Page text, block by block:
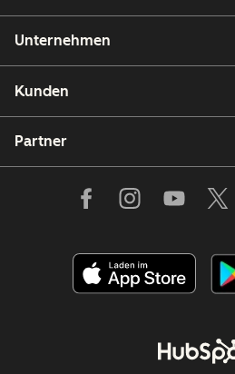
Unternehmen
Kunden
Partner